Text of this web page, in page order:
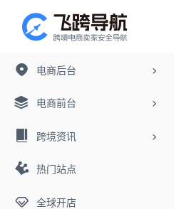
电商后台
电商前台
跨境资讯
热门站点
全球开店